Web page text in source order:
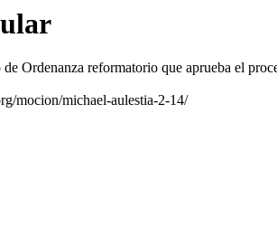
Ordenanza reformatorio que aprueba el
mocion/michael-aulestia-2-14/